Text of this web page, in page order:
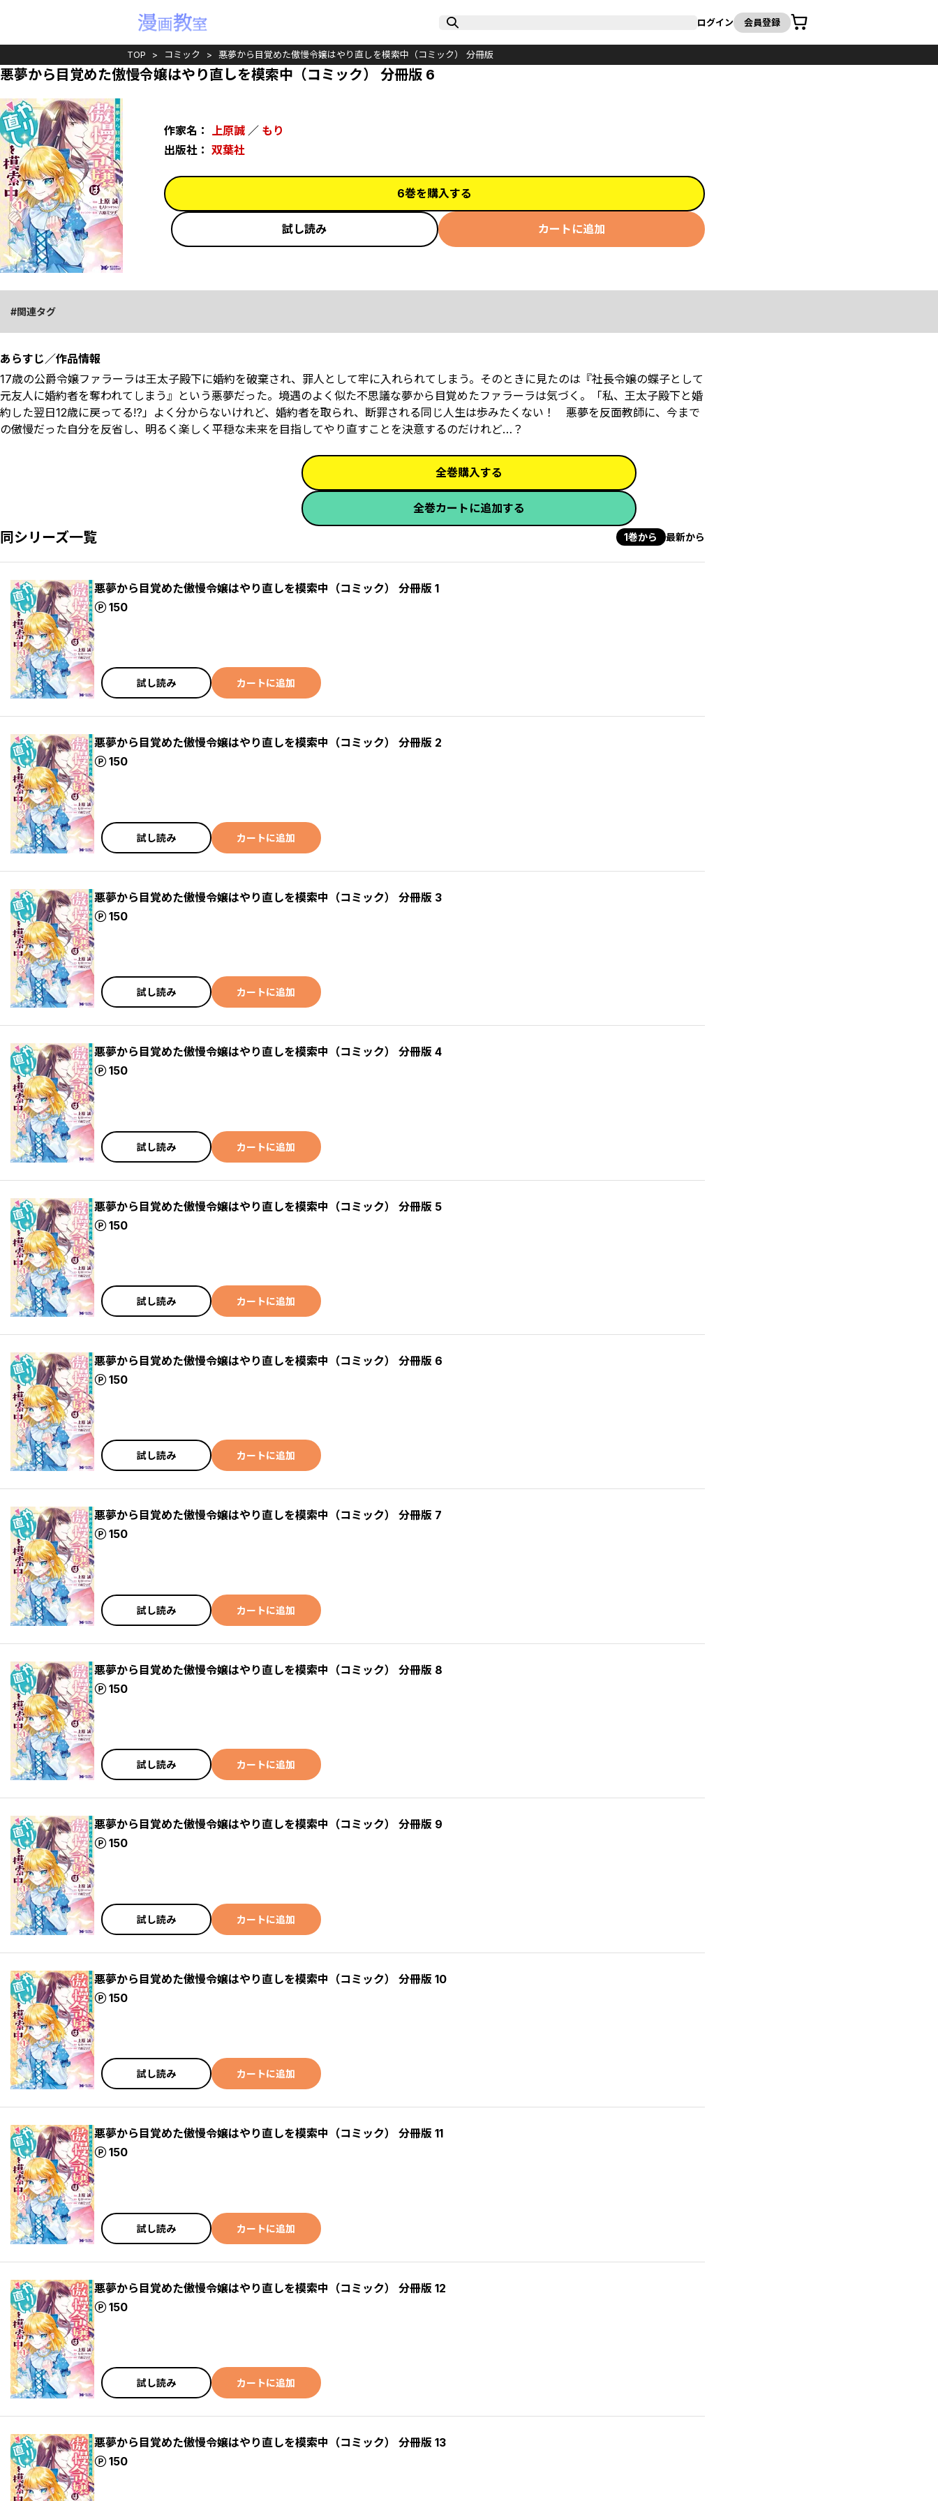
ログイン 会員登録
カート
TOP コミック 悪夢から目覚めた傲慢令嬢はやり直しを模索中（コミック） 分冊版
悪夢から目覚めた傲慢令嬢はやり直しを模索中（コミック） 分冊版 6
作家名： 上原誠 ／ もり
出版社： 双葉社
6巻を購入する
試し読み カートに追加
関連タグ
あらすじ／作品情報
17歳の公爵令嬢ファラーラは王太子殿下に婚約を破棄され、罪人として牢に入れられてしまう。そのときに見たのは『社長令嬢の蝶子として
元友人に婚約者を奪われてしまう』という悪夢だった。境遇のよく似た不思議な夢から目覚めたファラーラは気づく。「私、王太子殿下と婚
約した翌日――12歳に戻ってる!?」よく分からないけれど、婚約者を取られ、断罪される同じ人生は歩みたくない！ 悪夢を反面教師に、今まで
の傲慢だった自分を反省し、明るく楽しく平穏な未来を目指してやり直すことを決意するのだけれど…？
全巻購入する
全巻カートに追加する
同シリーズ一覧 1巻から 最新から
悪夢から目覚めた傲慢令嬢はやり直しを模索中（コミック） 分冊版 1
150
ポイント
試し読み カートに追加
悪夢から目覚めた傲慢令嬢はやり直しを模索中（コミック） 分冊版 2
150
ポイント
試し読み カートに追加
悪夢から目覚めた傲慢令嬢はやり直しを模索中（コミック） 分冊版 3
150
ポイント
試し読み カートに追加
悪夢から目覚めた傲慢令嬢はやり直しを模索中（コミック） 分冊版 4
150
ポイント
試し読み カートに追加
悪夢から目覚めた傲慢令嬢はやり直しを模索中（コミック） 分冊版 5
150
ポイント
試し読み カートに追加
悪夢から目覚めた傲慢令嬢はやり直しを模索中（コミック） 分冊版 6
150
ポイント
試し読み カートに追加
悪夢から目覚めた傲慢令嬢はやり直しを模索中（コミック） 分冊版 7
150
ポイント
試し読み カートに追加
悪夢から目覚めた傲慢令嬢はやり直しを模索中（コミック） 分冊版 8
150
ポイント
試し読み カートに追加
悪夢から目覚めた傲慢令嬢はやり直しを模索中（コミック） 分冊版 9
150
ポイント
試し読み カートに追加
悪夢から目覚めた傲慢令嬢はやり直しを模索中（コミック） 分冊版 10
150
ポイント
試し読み カートに追加
悪夢から目覚めた傲慢令嬢はやり直しを模索中（コミック） 分冊版 11
150
ポイント
試し読み カートに追加
悪夢から目覚めた傲慢令嬢はやり直しを模索中（コミック） 分冊版 12
150
ポイント
試し読み カートに追加
悪夢から目覚めた傲慢令嬢はやり直しを模索中（コミック） 分冊版 13
150
ポイント